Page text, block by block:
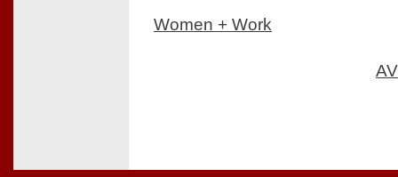
Women + Work